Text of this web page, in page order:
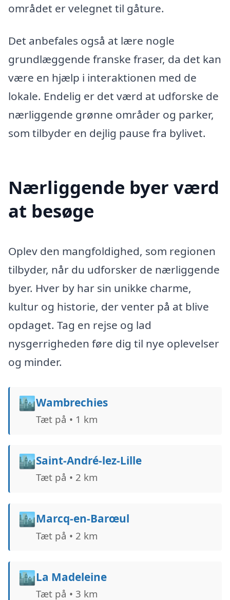
området er velegnet til gåture.
Det anbefales også at lære nogle
grundlæggende franske fraser, da det kan
være en hjælp i interaktionen med de
lokale. Endelig er det værd at udforske de
nærliggende grønne områder og parker,
som tilbyder en dejlig pause fra bylivet.
Nærliggende byer værd
at besøge
Oplev den mangfoldighed, som regionen
tilbyder, når du udforsker de nærliggende
byer. Hver by har sin unikke charme,
kultur og historie, der venter på at blive
opdaget. Tag en rejse og lad
nysgerrigheden føre dig til nye oplevelser
og minder.
🏙️Wambrechies
Tæt på • 1 km
🏙️Saint-André-lez-Lille
Tæt på • 2 km
🏙️Marcq-en-Barœul
Tæt på • 2 km
🏙️La Madeleine
Tæt på • 3 km